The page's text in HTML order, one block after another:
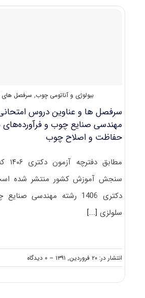
صنایع
چوب
بیولوژی و آناتومی چوب, سرفصل های
سرفصل ها و عناوین دروس
مهندسی صنایع چوب و فرآورده‌های
حفاظت و اصلاح چوب
سنجش آموزش کشور منتشر شده
دکتری 1406 رشته مهندسی
سلولزی [...]
انتشار در: ۲۰ فروردین, ۱۳۹۱ -- ۰ دیدگاه
on
سرفصل